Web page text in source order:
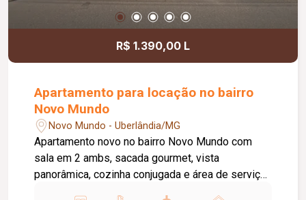
R$ 1.390,00 L
Apartamento para locação no bairro
Novo Mundo
Novo Mundo - Uberlândia/MG
Apartamento novo no bairro Novo Mundo com
sala em 2 ambs, sacada gourmet, vista
panorâmica, cozinha conjugada e área de serviço,